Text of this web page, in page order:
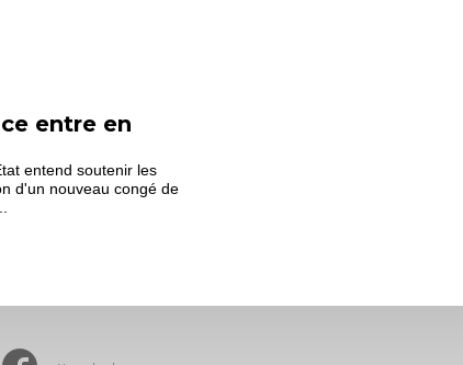
entre en
entend soutenir les
d'un nouveau congé de